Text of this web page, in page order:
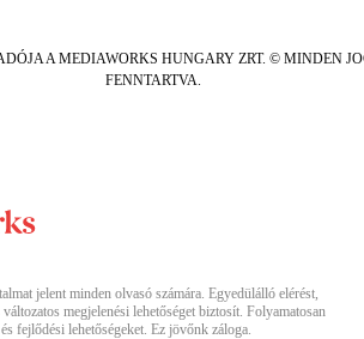
A MEDIAWORKS HUNGARY ZRT. © MINDEN
FENNTARTVA.
jelent minden olvasó számára. Egyedülálló elérést,
változatos megjelenési lehetőséget biztosít. Folyamatosan
fejlődési lehetőségeket. Ez jövőnk záloga.